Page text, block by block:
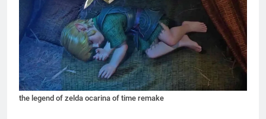
the legend of zelda ocarina of time remake